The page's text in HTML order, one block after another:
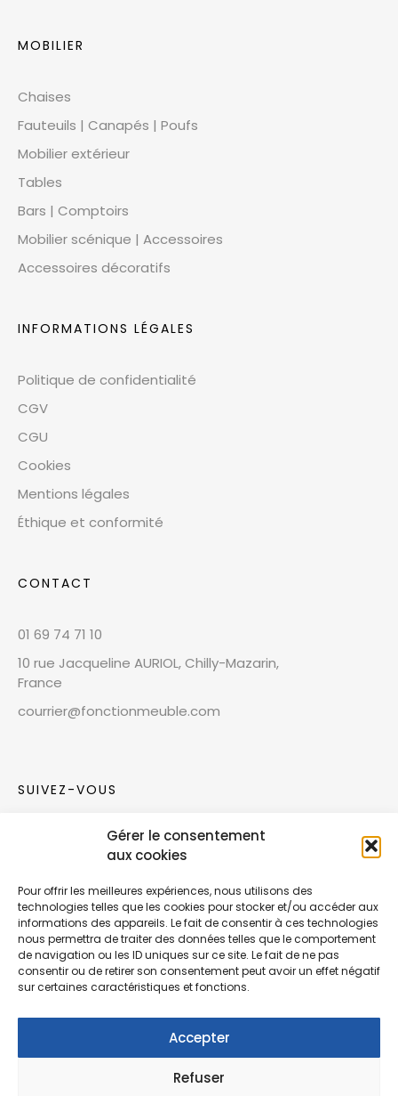
Gérer le consentement
aux cookies
Pour offrir les meilleures expériences, nous utilisons des
technologies telles que les cookies pour stocker et/ou accéder aux
informations des appareils. Le fait de consentir à ces technologies
nous permettra de traiter des données telles que le comportement
de navigation ou les ID uniques sur ce site. Le fait de ne pas
consentir ou de retirer son consentement peut avoir un effet négatif
sur certaines caractéristiques et fonctions.
Accepter
Refuser
MOBILIER
Chaises
Fauteuils | Canapés | Poufs
Mobilier extérieur
Tables
Bars | Comptoirs
Mobilier scénique | Accessoires
Accessoires décoratifs
INFORMATIONS LÉGALES
Politique de confidentialité
CGV
CGU
Cookies
Mentions légales
Éthique et conformité
CONTACT
01 69 74 71 10
10 rue Jacqueline AURIOL, Chilly-Mazarin,
France
courrier@fonctionmeuble.com
SUIVEZ-VOUS
Rejoignez notre communauté sur les réseaux
Nouvelles collections, vie de l’équipe ou
inspirations : soyez informés de nos dernières
actualités.
© Copyright Fonction Meuble